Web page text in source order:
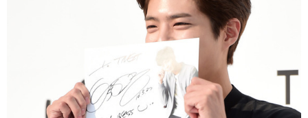
信息化
军事
摄影 新华广播
新华电视中文 新华电视英文 返回PC